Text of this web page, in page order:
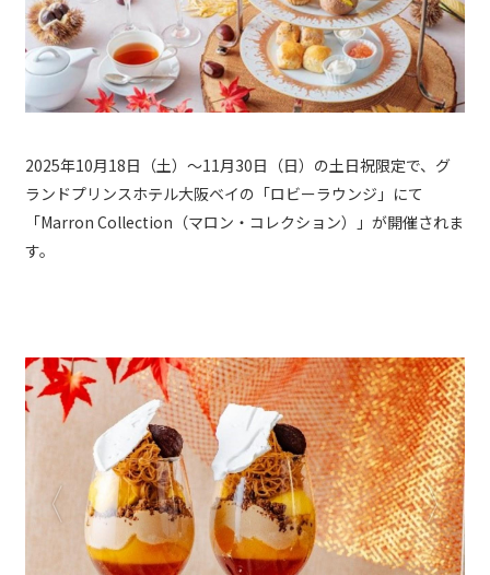
2025年10月18日（土）～11月30日（日）の土日祝限定で、グ
ランドプリンスホテル大阪ベイの「ロビーラウンジ」にて
「Marron Collection（マロン・コレクション）」が開催されま
す。